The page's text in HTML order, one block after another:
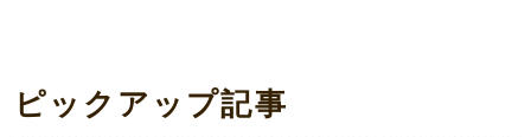
ピックアップ記事